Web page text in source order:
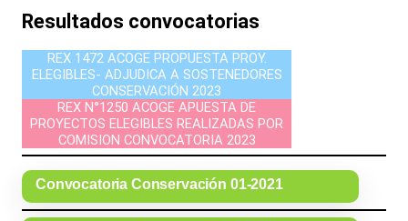
Resultados convocatorias
REX 1472 ACOGE PROPUESTA PROY.
ELEGIBLES- ADJUDICA A SOSTENEDORES
CONSERVACIÓN 2023
REX N°1250 ACOGE APUESTA DE
PROYECTOS ELEGIBLES REALIZADAS POR
COMISION CONVOCATORIA 2023
Convocatoria Conservación 01-2021